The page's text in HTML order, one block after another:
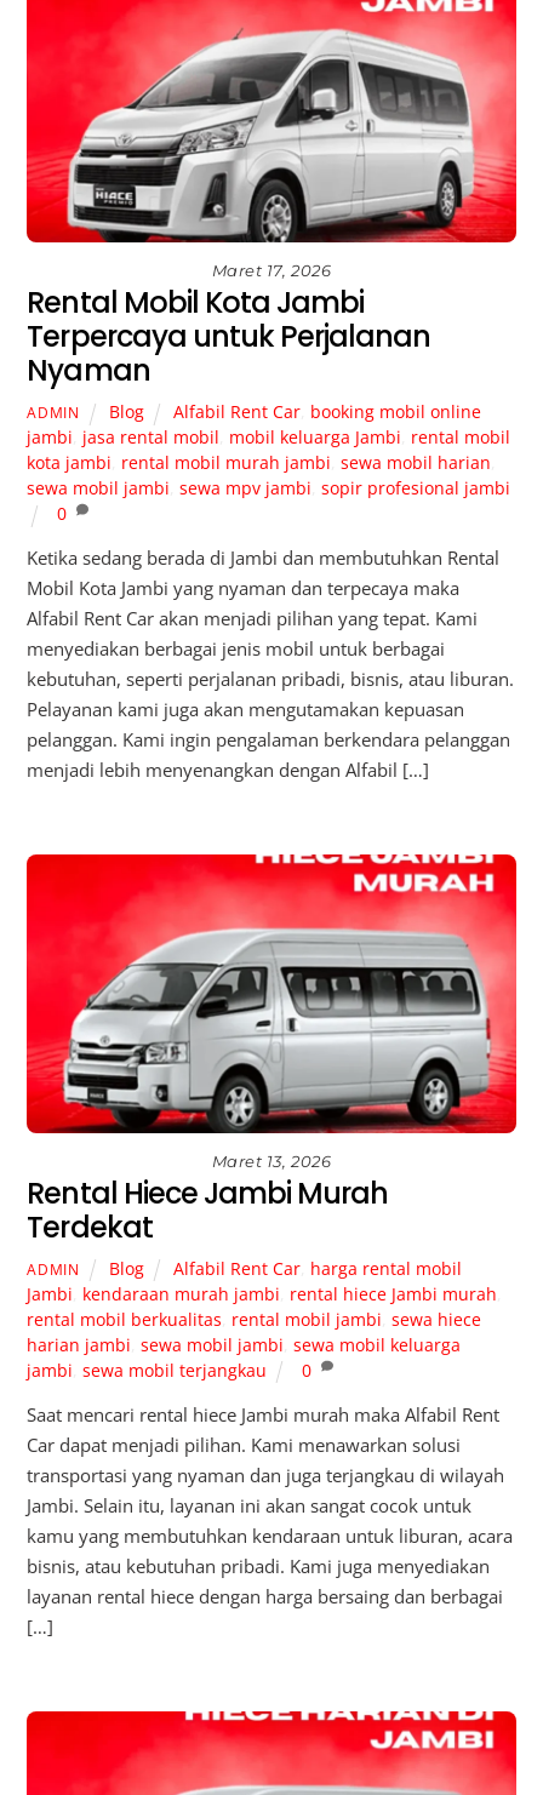
Maret 17, 2026
Rental Mobil Kota Jambi
Terpercaya untuk Perjalanan
Nyaman
ADMIN Blog Alfabil Rent Car, booking mobil online
jambi jasa rental mobil mobil keluarga Jambi rental mobil
kota jambi rental mobil murah jambi ,sewa mobil harian
sewa mobil jambi ,sewa mpv jambi ,sopir profesional jambi
0
Ketika sedang berada di Jambi dan membutuhkan Rental
Mobil Kota Jambi yang nyaman dan terpecaya maka
Alfabil Rent Car akan menjadi pilihan yang tepat. Kami
menyediakan berbagai jenis mobil untuk berbagai
kebutuhan, seperti perjalanan pribadi, bisnis, atau liburan.
Pelayanan kami juga akan mengutamakan kepuasan
pelanggan. Kami ingin pengalaman berkendara pelanggan
menjadi lebih menyenangkan dengan Alfabil […]
Maret 13, 2026
Rental Hiece Jambi Murah
Terdekat
ADMIN Blog Alfabil Rent Car, harga rental mobil
Jambi kendaraan murah jambi rental hiece Jambi murah
rental mobil berkualitas rental mobil jambi ,sewa hiece
harian jambi ,sewa mobil jambi ,sewa mobil keluarga
jambi ,sewa mobil terjangkau 0
Saat mencari rental hiece Jambi murah maka Alfabil Rent
Car dapat menjadi pilihan. Kami menawarkan solusi
transportasi yang nyaman dan juga terjangkau di wilayah
Jambi. Selain itu, layanan ini akan sangat cocok untuk
kamu yang membutuhkan kendaraan untuk liburan, acara
bisnis, atau kebutuhan pribadi. Kami juga menyediakan
layanan rental hiece dengan harga bersaing dan berbagai
[…]